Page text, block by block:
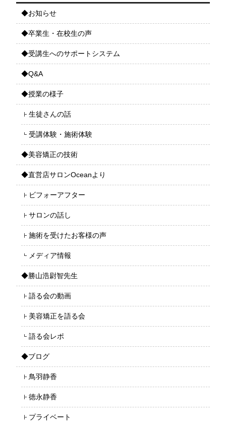
◆お知らせ
◆卒業生・在校生の声
◆受講生へのサポートシステム
◆Q&A
◆授業の様子
生徒さんの話
受講体験・施術体験
◆美容矯正の技術
◆直営店サロンOceanより
ビフォーアフター
サロンの話し
施術を受けたお客様の声
メディア情報
◆勝山浩尉智先生
語る会の動画
美容矯正を語る会
語る会レポ
◆ブログ
鳥羽静香
徳永静香
プライベート